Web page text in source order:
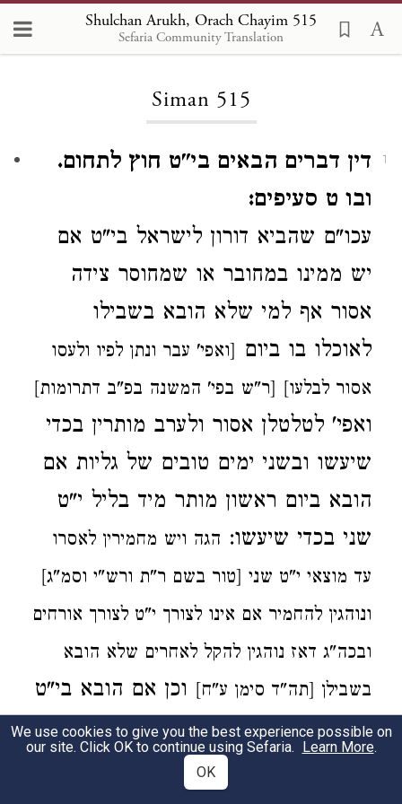
Shulchan Arukh, Orach Chayim 515
Sefaria Community Translation
Loading...
Siman 515
1
דין דברים הבאים בי"ט חוץ לתחום.
ובו ט סעיפים:
עכו"ם שהביא דורון לישראל בי"ט אם
יש ממינו במחובר או שמחוסר צידה
אסור אף למי שלא הובא בשבילו
לאוכלו בו ביום [ואפי' עבר ונתן לפיו ולעסו
אסור לבלעו] [ר"ש בפי' המשנה בפ"ב דתרומות]
ואפי' לטלטלן אסור ולערב מותרין בכדי
שיעשו ובשני ימים טובים של גליות אם
הובא ביום ראשון מותר מיד בליל י"ט
שני בכדי שיעשו: הגה ויש מחמירין לאסרו
עד מוצאי י"ט שני [טור בשם ר"ת ורש"י וסמ"ג]
ונוהגין להחמיר אם אינו לצורך י"ט לצורך אורחים
ובכה"ג דאז נוהגין להקל לאחרים שלא הובא
בשבילן [תה"ד סימן ע"ח] וכן אם הובא בי"ט
שני צריך להמתין במוצאי י"ט בכדי
אבל בשני ימים של ראש השנה
We use cookies to give you the best experience possible on
our site. Click OK to continue using Sefaria. Learn More.
OK